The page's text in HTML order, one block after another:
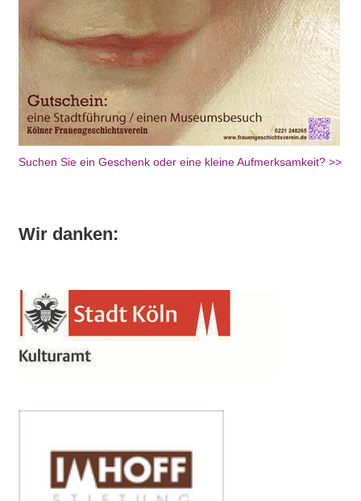
Suchen Sie ein Geschenk oder eine kleine Aufmerksamkeit? >>
Wir danken: